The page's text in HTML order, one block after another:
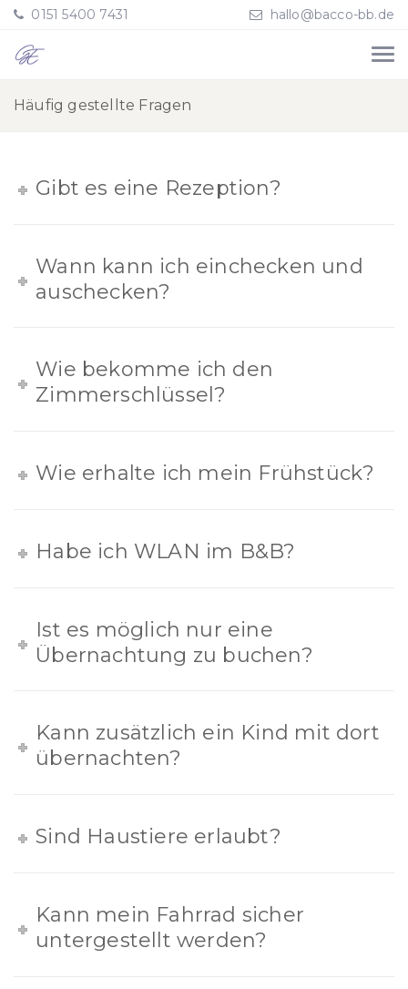
0151 5400 7431 hallo@bacco-bb.de
Häufig gestellte Fragen
Gibt es eine Rezeption?
Wann kann ich einchecken und
auschecken?
Wie bekomme ich den
Zimmerschlüssel?
Wie erhalte ich mein Frühstück?
Habe ich WLAN im B&B?
Ist es möglich nur eine
Übernachtung zu buchen?
Kann zusätzlich ein Kind mit dort
übernachten?
Sind Haustiere erlaubt?
Kann mein Fahrrad sicher
untergestellt werden?